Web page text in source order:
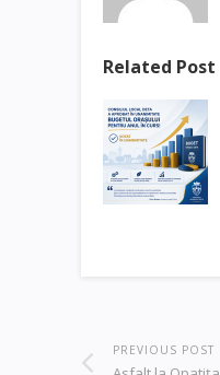
Related Post
PREVIOUS POST